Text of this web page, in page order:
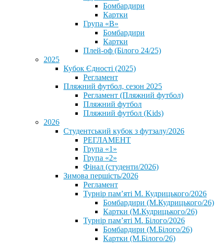
Бомбардири
Картки
Група «В»
Бомбардири
Картки
Плей-оф (Білого 24/25)
2025
Кубок Єдності (2025)
Регламент
Пляжний футбол, сезон 2025
Регламент (Пляжний футбол)
Пляжний футбол
Пляжний футбол (Kids)
2026
Студентський кубок з футзалу/2026
РЕГЛАМЕНТ
Група «1»
Група «2»
Фінал (студенти/2026)
⁨Зимова першість/2026⁩
Регламент
Турнір пам’яті М. Кудрицького/2026
Бомбардири (М.Кудрицького/26)
Картки (М.Кудрицького/26)
Турнір пам’яті М. Білого/2026
Бомбардири (М.Білого/26)
Картки (М.Білого/26)